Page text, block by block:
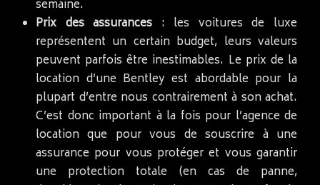
semaine.
Prix des assurances : les voitures de luxe
représentent un certain budget, leurs valeurs
peuvent parfois être inestimables. Le prix de la
location d’une Bentley est abordable pour la
plupart d’entre nous contrairement à son achat.
C’est donc important à la fois pour l’agence de
location que pour vous de souscrire à une
assurance pour vous protéger et vous garantir
une protection totale (en cas de panne,